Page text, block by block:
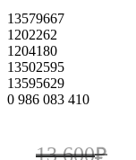
13579667
1202262
1204180
13502595
13595629
0 986 083 410
13 600